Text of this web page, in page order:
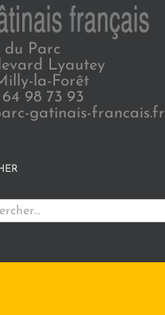
du Parc
Lyautey
la-Forêt
64 98 73 93
gatinais-francais.fr